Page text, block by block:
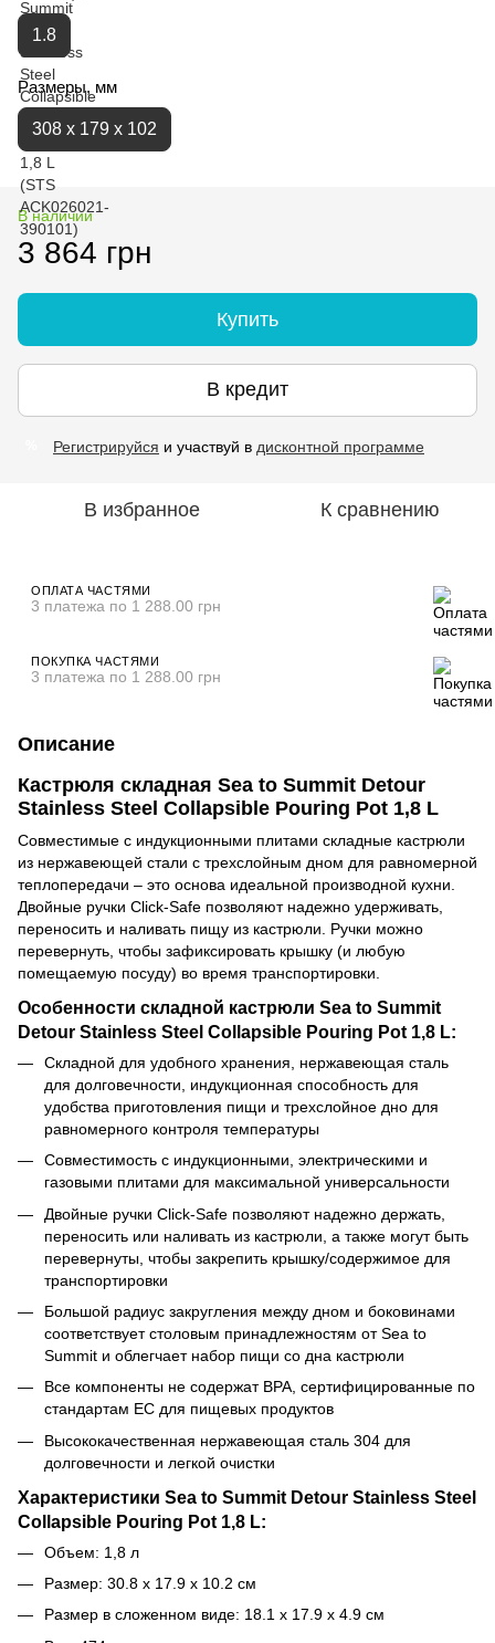
1.8
Размеры, мм
308 x 179 x 102
В наличии
3 864 грн
Купить
В кредит
Регистрируйся и участвуй в дисконтной программе
В избранное К сравнению
ОПЛАТА ЧАСТЯМИ
3 платежа по 1 288.00 грн
ПОКУПКА ЧАСТЯМИ
3 платежа по 1 288.00 грн
Описание
Кастрюля складная Sea to Summit Detour
Stainless Steel Collapsible Pouring Pot 1,8 L
Совместимые с индукционными плитами складные кастрюли
из нержавеющей стали с трехслойным дном для равномерной
теплопередачи – это основа идеальной производной кухни.
Двойные ручки Click-Safe позволяют надежно удерживать,
переносить и наливать пищу из кастрюли. Ручки можно
перевернуть, чтобы зафиксировать крышку (и любую
помещаемую посуду) во время транспортировки.
Особенности складной кастрюли Sea to Summit
Detour Stainless Steel Collapsible Pouring Pot 1,8 L:
Складной для удобного хранения, нержавеющая сталь
для долговечности, индукционная способность для
удобства приготовления пищи и трехслойное дно для
равномерного контроля температуры
Совместимость с индукционными, электрическими и
газовыми плитами для максимальной универсальности
Двойные ручки Click-Safe позволяют надежно держать,
переносить или наливать из кастрюли, а также могут быть
перевернуты, чтобы закрепить крышку/содержимое для
транспортировки
Большой радиус закругления между дном и боковинами
соответствует столовым принадлежностям от Sea to
Summit и облегчает набор пищи со дна кастрюли
Все компоненты не содержат BPA, сертифицированные по
стандартам ЕС для пищевых продуктов
Высококачественная нержавеющая сталь 304 для
долговечности и легкой очистки
Характеристики Sea to Summit Detour Stainless Steel
Collapsible Pouring Pot 1,8 L:
Объем: 1,8 л
Размер: 30.8 x 17.9 x 10.2 см
Размер в сложенном виде: 18.1 x 17.9 x 4.9 см